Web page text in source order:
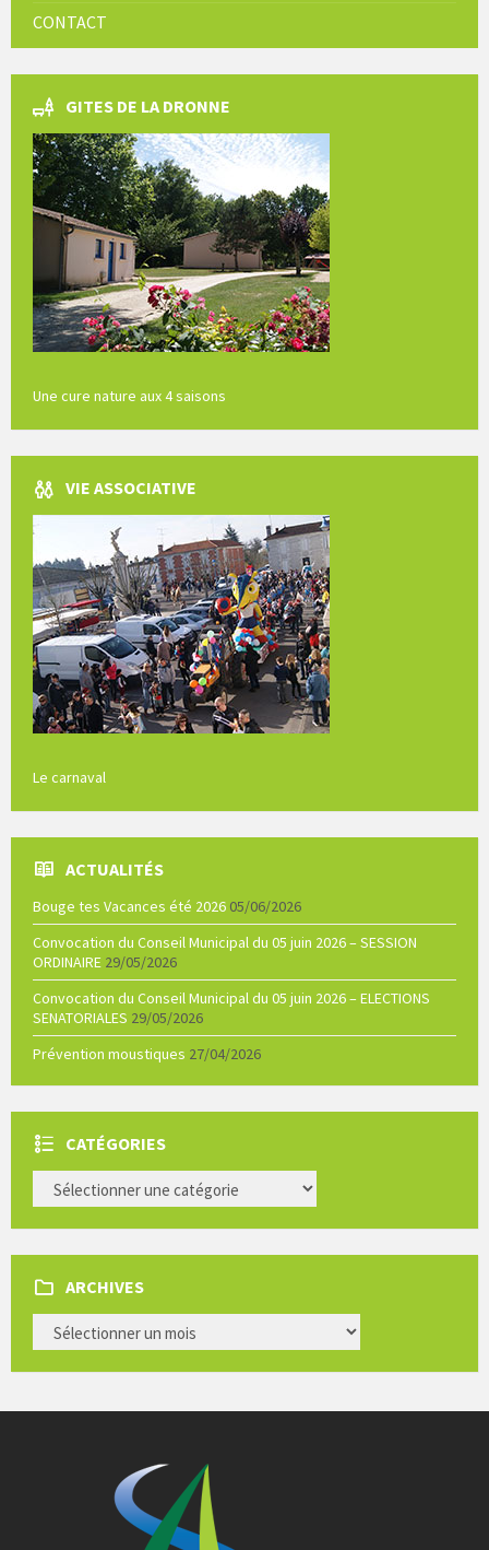
CONTACT
GITES DE LA DRONNE
Une cure nature aux 4 saisons
VIE ASSOCIATIVE
Le carnaval
ACTUALITÉS
Bouge tes Vacances été 2026 05/06/2026
Convocation du Conseil Municipal du 05 juin 2026 – SESSION
ORDINAIRE 29/05/2026
Convocation du Conseil Municipal du 05 juin 2026 – ELECTIONS
SENATORIALES 29/05/2026
Prévention moustiques 27/04/2026
CATÉGORIES
ARCHIVES